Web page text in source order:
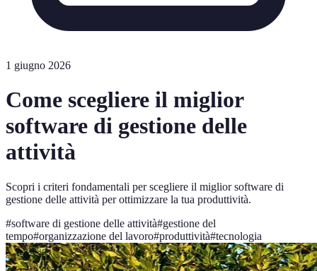
1 giugno 2026
Come scegliere il miglior
software di gestione delle
attività
Scopri i criteri fondamentali per scegliere il miglior software di
gestione delle attività per ottimizzare la tua produttività.
#software di gestione delle attività#gestione del
tempo#organizzazione del lavoro#produttività#tecnologia